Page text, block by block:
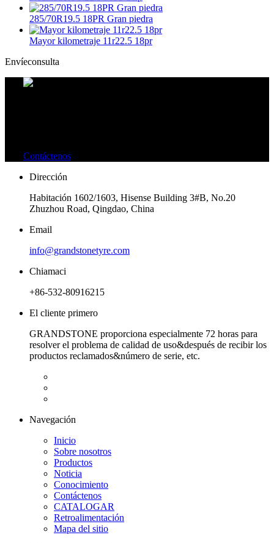
285/70R19.5 18PR Gran piedra
Mayor kilometraje 11r22.5 18pr
Envíeconsulta
Contáctenos
Dirección
Habitación 1602/1603, Hisense Building 3#B, No.20
Zhuzhou Road, Qingdao, China
Email
info@grandstonetyre.com
Chiamaci
+86-532-80916215
El cliente primero
GRANDSTONE proporciona especialmente 72 horas para
resolver el problema de calidad de uso&después de recibir los
productos reclamados&número de serie, etc.
Navegación
Inicio
Sobre nosotros
Productos
Noticia
Conocimiento
Contáctenos
CATALOGAR
Retroalimentación
Mapa del sitio